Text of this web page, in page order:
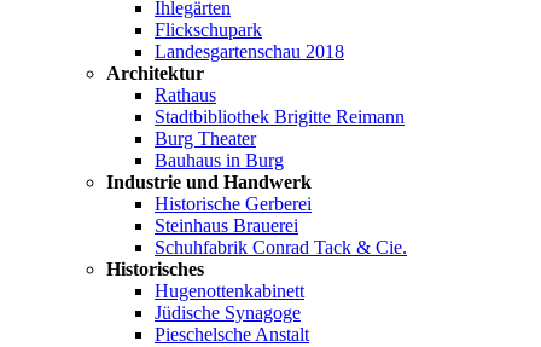
Ihlegärten
Flickschupark
Landesgartenschau 2018
Architektur
Rathaus
Stadtbibliothek Brigitte Reimann
Burg Theater
Bauhaus in Burg
Industrie und Handwerk
Historische Gerberei
Steinhaus Brauerei
Schuhfabrik Conrad Tack & Cie.
Historisches
Hugenottenkabinett
Jüdische Synagoge
Pieschelsche Anstalt